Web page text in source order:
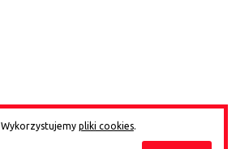
Wykorzystujemy pliki cookies.